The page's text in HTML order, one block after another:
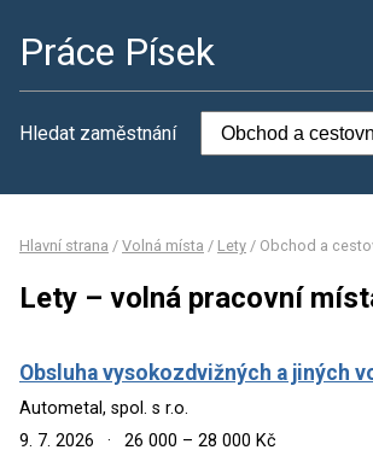
Práce Písek
Hledat zaměstnání
Hlavní strana / Volná místa / Lety / Obchod a
Lety – volná pracovní
Obsluha vysokozdvižných a jiných
Autometal, spol. s r.o.
9. 7. 2026
· 26 000 – 28 000 Kč